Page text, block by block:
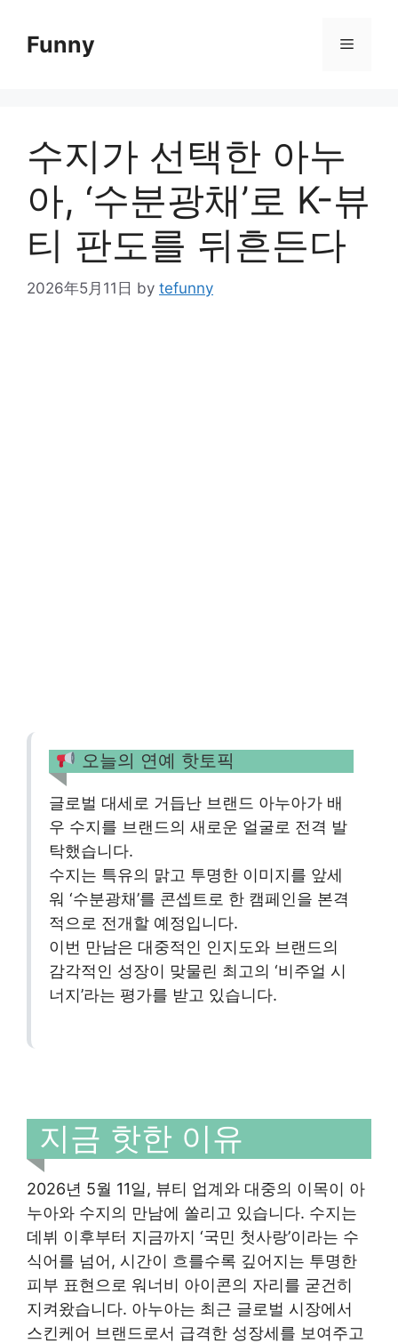
contentFunny Menu
수지가 선택한 아누
아, ‘수분광채’로 K-뷰
티 판도를 뒤흔든다
2026年5月11日 by tefunny
오늘의 연예 핫토픽
글로벌 대세로 거듭난 브랜드 아누아가 배
우 수지를 브랜드의 새로운 얼굴로 전격 발
탁했습니다.
수지는 특유의 맑고 투명한 이미지를 앞세
워 ‘수분광채’를 콘셉트로 한 캠페인을 본격
적으로 전개할 예정입니다.
이번 만남은 대중적인 인지도와 브랜드의
감각적인 성장이 맞물린 최고의 ‘비주얼 시
너지’라는 평가를 받고 있습니다.
지금 핫한 이유
2026년 5월 11일, 뷰티 업계와 대중의 이목이 아
누아와 수지의 만남에 쏠리고 있습니다. 수지는
데뷔 이후부터 지금까지 ‘국민 첫사랑’이라는 수
식어를 넘어, 시간이 흐를수록 깊어지는 투명한
피부 표현으로 워너비 아이콘의 자리를 굳건히
지켜왔습니다. 아누아는 최근 글로벌 시장에서
스킨케어 브랜드로서 급격한 성장세를 보여주고